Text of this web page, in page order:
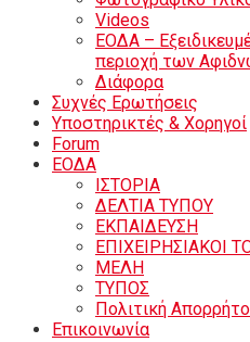
Videos
ΕΟΔΑ –
περιοχή των
Διάφορα
Συχνές Ερωτήσεις
Υποστηρικτές & Χορηγοί
Forum
ΕΟΔA
ΙΣΤΟΡΙΑ
ΔΕΛΤΙΑ ΤΥΠΟΥ
ΕΚΠΑΙΔΕΥΣΗ
ΕΠΙΧΕΙΡΗΣΙΑΚΟΙ
ΜΕΛΗ
ΤΥΠΟΣ
Πολιτική
Eπικοινωνία